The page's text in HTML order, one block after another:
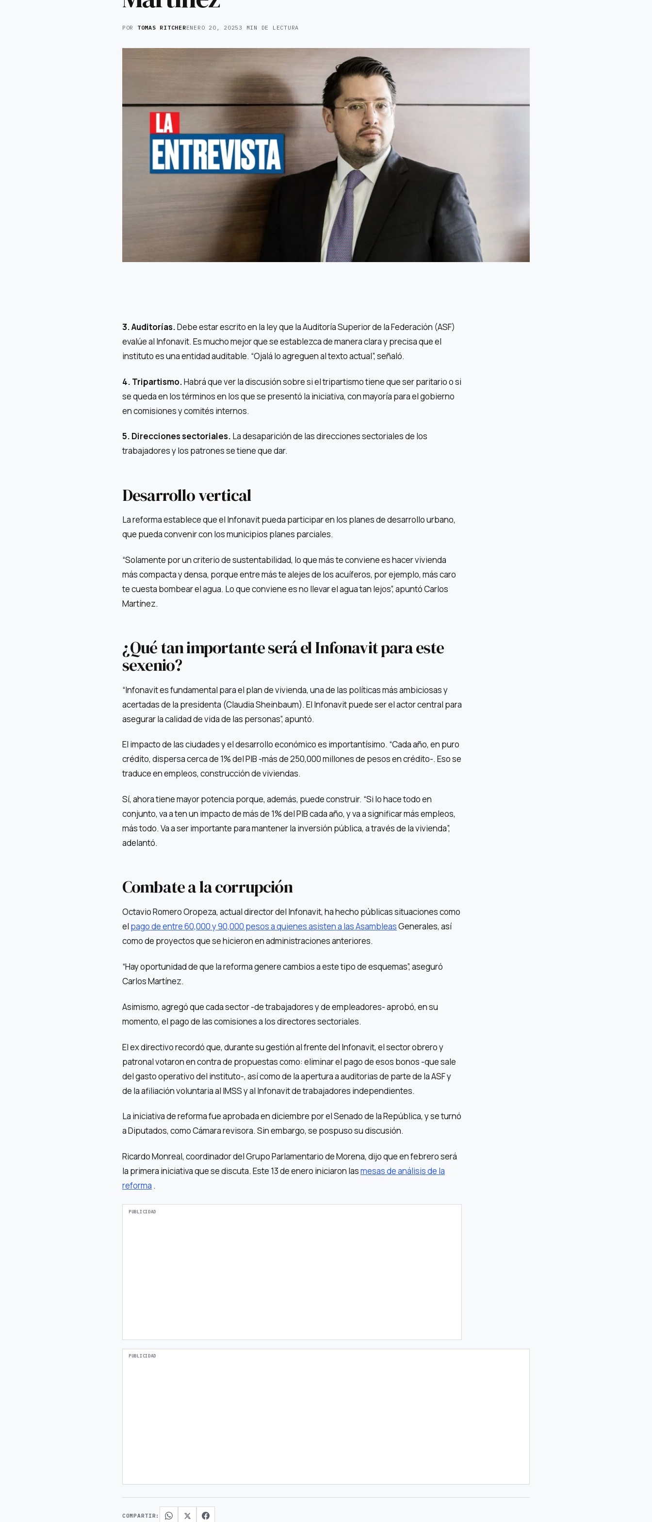
POR TOMAS RITCHERENERO 20, 2025 3 MIN DE LECTURA
3. Auditorías.Debe estar escrito en la ley que la Auditoría Superior de la Federación (ASF)
evalúe al Infonavit. Es mucho mejor que se establezca de manera clara y precisa que el
instituto es una entidad auditable. “Ojalá lo agreguen al texto actual”, señaló.
4. Tripartismo.Habrá que ver la discusión sobre si el tripartismo tiene que ser paritario o si
se queda en los términos en los que se presentó la iniciativa, con mayoría para el gobierno
en comisiones y comités internos.
5. Direcciones sectoriales. La desaparición de las direcciones sectoriales de los
trabajadores y los patrones se tiene que dar.
Desarrollo vertical
La reforma establece que el Infonavit pueda participar en los planes de desarrollo urbano,
que pueda convenir con los municipios planes parciales.
“Solamente por un criterio de sustentabilidad, lo que más te conviene es hacer vivienda
más compacta y densa, porque entre más te alejes de los acuíferos, por ejemplo, más caro
te cuesta bombear el agua. Lo que conviene es no llevar el agua tan lejos”, apuntó Carlos
Martínez.
¿Qué tan importante será el Infonavit para este
sexenio?
“Infonavit es fundamental para el plan de vivienda, una de las políticas más ambiciosas y
acertadas de la presidenta (Claudia Sheinbaum). El Infonavit puede ser el actor central para
asegurar la calidad de vida de las personas”, apuntó.
El impacto de las ciudades y el desarrollo económico es importantísimo. “Cada año, en puro
crédito, dispersa cerca de 1% del PIB -más de 250,000 millones de pesos en crédito-. Eso se
traduce en empleos, construcción de viviendas.
Sí, ahora tiene mayor potencia porque, además, puede construir. “Si lo hace todo en
conjunto, va a ten un impacto de más de 1% del PIB cada año, y va a significar más empleos,
más todo. Va a ser importante para mantener la inversión pública, a través de la vivienda”,
adelantó.
Combate a la corrupción
Octavio Romero Oropeza, actual director del Infonavit, ha hecho públicas situaciones como
el pago de entre 60,000 y 90,000 pesos a quienes asisten a las AsambleasGenerales, así
como de proyectos que se hicieron en administraciones anteriores.
“Hay oportunidad de que la reforma genere cambios a este tipo de esquemas”, aseguró
Carlos Martínez.
Asimismo, agregó que cada sector -de trabajadores y de empleadores- aprobó, en su
momento, el pago de las comisiones a los directores sectoriales.
El ex directivo recordó que, durante su gestión al frente del Infonavit, el sector obrero y
patronal votaron en contra de propuestas como: eliminar el pago de esos bonos -que sale
del gasto operativo del instituto-, así como de la apertura a auditorias de parte de la ASF y
de la afiliación voluntaria al IMSS y al Infonavit de trabajadores independientes.
La iniciativa de reforma fue aprobada en diciembre por el Senado de la República, y se turnó
a Diputados, como Cámara revisora. Sin embargo, se pospuso su discusión.
Ricardo Monreal, coordinador del Grupo Parlamentario de Morena, dijo que en febrero será
la primera iniciativa que se discuta. Este 13 de enero iniciaron lasmesas de análisis de la
reforma .
COMPARTIR: